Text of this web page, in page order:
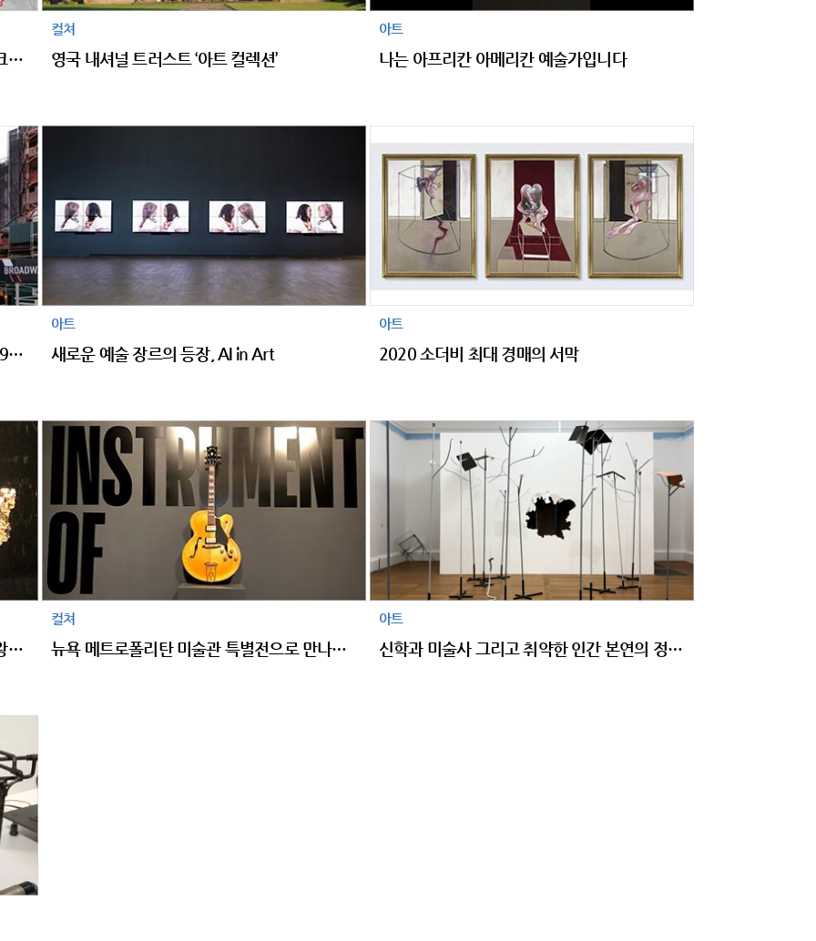
영국을 대표하는 팝 아티스트 데이비드 호크니의 디지털 드로잉
컬쳐
영국 내셔널 트러스트 ‘아트 컬렉션’
아트
나는 아프리칸 아메리칸 예술가입니다
뉴욕은 예술로 답했다, 우리 함께 COVID-19을 이겨낼 수 있다고
아트
새로운 예술 장르의 등장, AI in Art
아트
2020 소더비 최대 경매의 서막
빅토리아 앤 알버트 뮤지엄에서 만나는 여왕의 왕관
컬쳐
뉴욕 메트로폴리탄 미술관 특별전으로 만나는 20세기 최고의 예술 장르 ‘로큰롤’
아트
신학과 미술사 그리고 취약한 인간 본연의 정체성, 제시 달링의 ‘The Ballad of Saint Jerome’